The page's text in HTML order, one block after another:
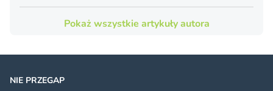
Pokaż wszystkie artykuły autora
NIE PRZEGAP